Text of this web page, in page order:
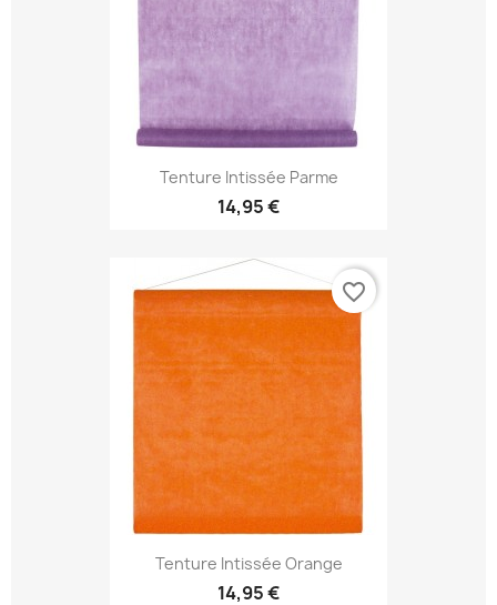
Tenture Intissée Parme
14,95 €
Tenture Intissée Orange
14,95 €
favorite_border